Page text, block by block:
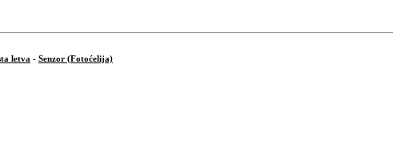
letva - Senzor (Fotoćelija)